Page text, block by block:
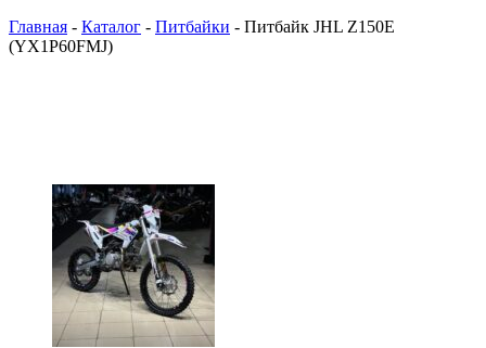
Главная - Каталог - Питбайки - Питбайк JHL Z150E
(YX1P60FMJ)